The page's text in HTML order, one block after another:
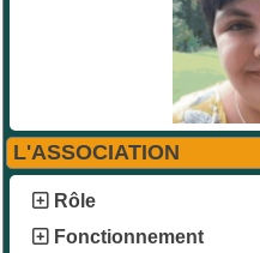
L'ASSOCIATION
Rôle
Fonctionnement